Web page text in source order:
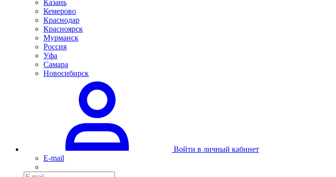
Казань
Кемерово
Краснодар
Красноярск
Мурманск
Россия
Уфа
Самара
Новосибирск
Войти в личный кабинет
E-mail